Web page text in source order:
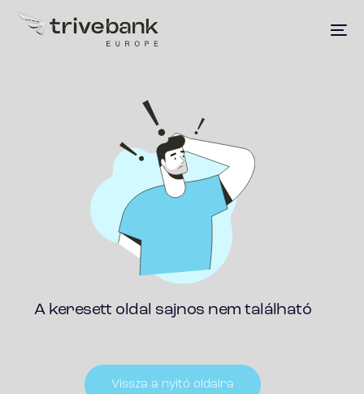
A keresett oldal sajnos nem található
Vissza a nyitó oldalra